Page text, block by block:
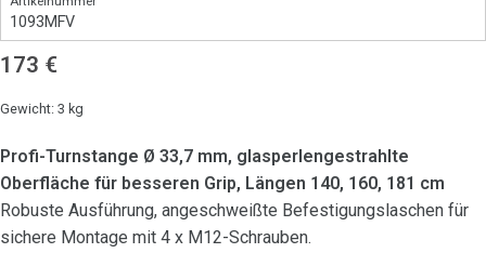
1093MFV
173 €
Gewicht: 3 kg
Profi-Turnstange Ø 33,7 mm, glasperlengestrahlte
Oberfläche für besseren Grip, Längen 140, 160, 181 cm
Robuste Ausführung, angeschweißte Befestigungslaschen für
sichere Montage mit 4 x M12-Schrauben.